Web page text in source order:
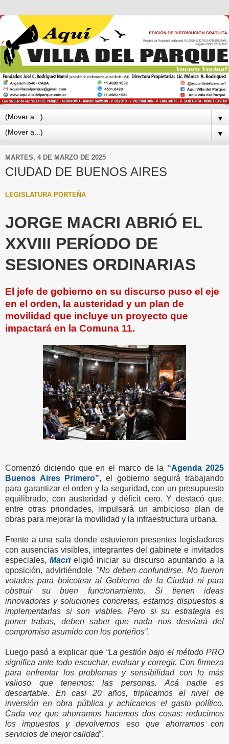
▼
▼
MARTES, 4 DE MARZO DE 2025
CIUDAD DE BUENOS AIRES
LEGISLATURA PORTEÑA
JORGE MACRI ABRIÓ EL
XXVIII PERÍODO DE
SESIONES ORDINARIAS
El jefe de gobierno en su discurso puso el eje
en el orden, la austeridad y un plan de
movilidad que incluye un proyecto que
impactará en la Comuna 11.
Comenzó diciendo que en el marco de la “Agenda 2025
Buenos Aires Primero”, el gobierno seguirá trabajando
para garantizar el orden y la seguridad, con un presupuesto
equilibrado, con austeridad y déficit cero. Y destacó que,
entre otras prioridades, impulsará un ambicioso plan de
obras para mejorar la movilidad y la infraestructura urbana.
Frente a una sala donde estuvieron presentes legisladores
con ausencias visibles, integrantes del gabinete e invitados
especiales,Macrieligió iniciar su discurso apuntando a la
oposición, advirtiéndole "No deben confundirse. No fueron
votados para boicotear al Gobierno de la Ciudad ni para
obstruir su buen funcionamiento. Si tienen ideas
innovadoras y soluciones concretas, estamos dispuestos a
implementarlas si son viables. Pero si su estrategia es
poner trabas, deben saber que nada nos desviará del
compromiso asumido con los porteños”.
Luego pasó a explicar que “La gestión bajo el método PRO
significa ante todo escuchar, evaluar y corregir. Con firmeza
para enfrentar los problemas y sensibilidad con lo más
valioso que tenemos: las personas. Acá nadie es
descartable. En casi 20 años, triplicamos el nivel de
inversión en obra pública y achicamos el gasto político.
Cada vez que ahorramos hacemos dos cosas: reducimos
los impuestos y devolvemos eso que ahorramos con
servicios de mejor calidad”.